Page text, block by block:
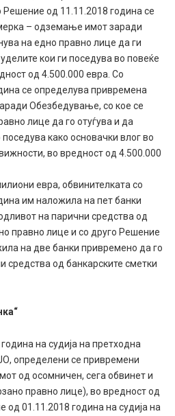
Решение од 11.11.2018 година се
– одземање имот заради
на едно правно лице да ги
кои ги поседува во повеќе
од 4.500.000 евра. Со
се определува привремена
Обезбедување, со кое се
лице да го отуѓува и да
поседува како основачки влог во
во вредност од 4.500.000
евра, обвинителката со
им наложила на пет банки
на парични средства од
правно лице и со друго Решение
на две банки привремено да го
средства од банкарските сметки
на судија на претходна
определени се привремени
од осомничен, сега обвинет и
правно лице), во вредност од
од 01.11.2018 година на судија на